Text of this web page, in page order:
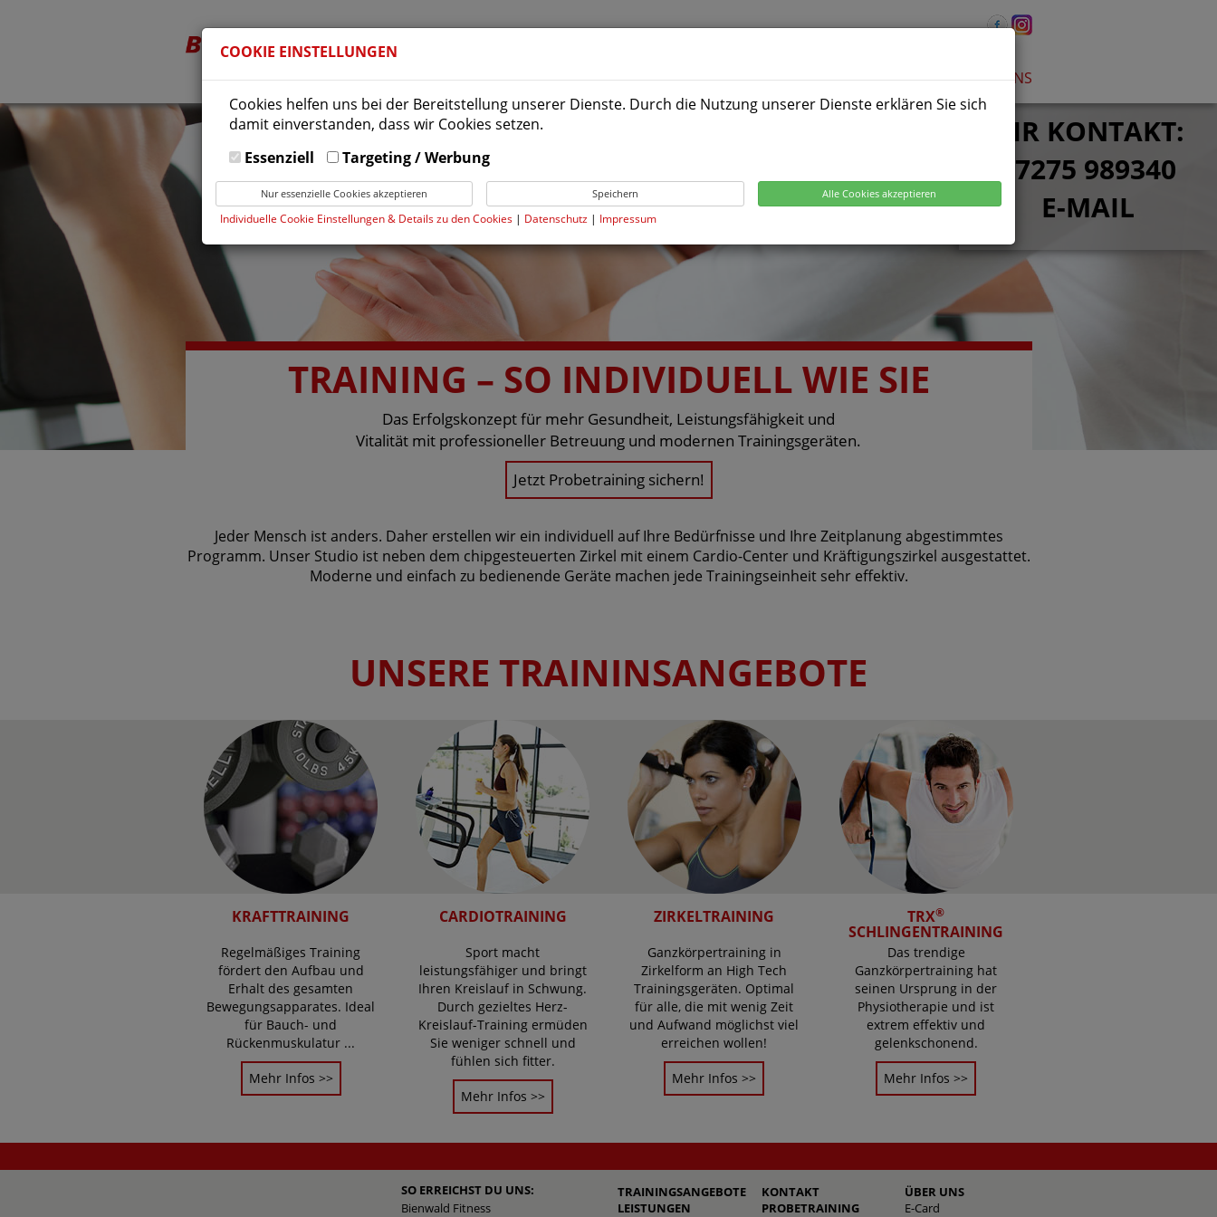
COOKIE EINSTELLUNGEN
Cookies helfen uns bei der Bereitstellung unserer Dienste. Durch die Nutzung unserer Dienste erklären Sie sich
damit einverstanden, dass wir Cookies setzen.
Essenziell
Targeting / Werbung
Nur essenzielle Cookies akzeptieren Speichern Alle Cookies akzeptieren
Individuelle Cookie Einstellungen & Details zu den Cookies | Datenschutz | Impressum
KURSE TRAININGSANGEBOTE LEISTUNGEN PROBETRAINING ÜBER UNS
IHR KONTAKT:
07275 989340
E-MAIL
TRAINING – SO INDIVIDUELL WIE SIE
Das Erfolgskonzept für mehr Gesundheit, Leistungsfähigkeit und
Vitalität mit professioneller Betreuung und modernen Trainingsgeräten.
Jetzt Probetraining sichern!
Jeder Mensch ist anders. Daher erstellen wir ein individuell auf Ihre Bedürfnisse und Ihre Zeitplanung abgestimmtes
Programm. Unser Studio ist neben dem chipgesteuerten Zirkel mit einem Cardio-Center und Kräftigungszirkel ausgestattet.
Moderne und einfach zu bedienende Geräte machen jede Trainingseinheit sehr effektiv.
UNSERE TRAININSANGEBOTE
KRAFTTRAINING
Regelmäßiges Training
fördert den Aufbau und
Erhalt des gesamten
Bewegungsapparates. Ideal
für Bauch- und
Rückenmuskulatur ...
Mehr Infos >>
CARDIOTRAINING
Sport macht
leistungsfähiger und bringt
Ihren Kreislauf in Schwung.
Durch gezieltes Herz-
Kreislauf-Training ermüden
Sie weniger schnell und
fühlen sich fitter.
Mehr Infos >>
ZIRKELTRAINING
Ganzkörpertraining in
Zirkelform an High Tech
Trainingsgeräten. Optimal
für alle, die mit wenig Zeit
und Aufwand möglichst viel
erreichen wollen!
Mehr Infos >>
TRX®
SCHLINGENTRAINING
Das trendige
Ganzkörpertraining hat
seinen Ursprung in der
Physiotherapie und ist
extrem effektiv und
gelenkschonend.
Mehr Infos >>
SO ERREICHST DU UNS:
Bienwald Fitness
TRAININGSANGEBOTE
LEISTUNGEN
KONTAKT
PROBETRAINING
ÜBER UNS
E-Card